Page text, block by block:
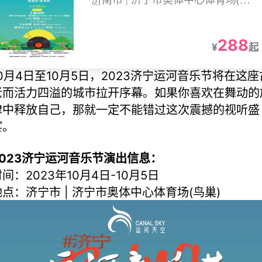
¥288起
月4日至10月5日，2023济宁运河音乐节将在这座
活力四溢的城市拉开序幕。如果你喜欢在舞动
释放自己，那就一定不能错过这次震撼的视听盛
济宁运河音乐节演出信息：
间：2023年10月4日-10月5日
：济宁市 | 济宁市奥体中心体育场(鸟巢)